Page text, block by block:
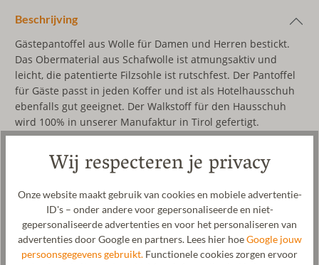
Beschrijving
Gästepantoffel aus Wolle für Damen und Herren bestickt.
Das Obermaterial aus Schafwolle ist atmungsaktiv und
leicht, die patentierte Filzsohle ist rutschfest. Der Pantoffel
für Gäste passt in jeden Koffer und ist als Hotelhausschuh
ebenfalls gut geeignet. Der Walkstoff für den Hausschuh
wird 100% in unserer Manufaktur in Tirol gefertigt.
Verzorging
Maatabel
Wij respecteren je privacy
Onze website maakt gebruik van cookies en mobiele advertentie-
ID's – onder andere voor gepersonaliseerde en niet-
gepersonaliseerde advertenties en voor het personaliseren van
advertenties door Google en partners. Lees hier hoeGoogle jouw
persoonsgegevens gebruikt. Functionele cookies zorgen ervoor